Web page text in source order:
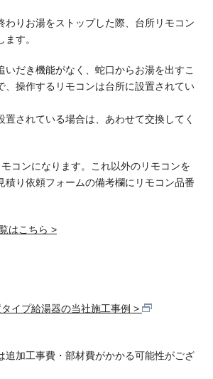
わりお湯をストップした際、台所リモコン
す。
いだき機能がなく、蛇口からお湯を出すこ
、操作するリモコンは台所に設置されてい
置されている場合は、あわせて交換してく
コンになります。これ以外のリモコンを
積り依頼フォームの備考欄にリモコン品番
はこちら
イプ給湯器の当社施工事例
加工事費・部材費がかかる可能性がござ